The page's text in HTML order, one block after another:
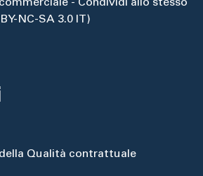
- Condividi allo stesso
NC-SA 3.0 IT)
Qualità contrattuale